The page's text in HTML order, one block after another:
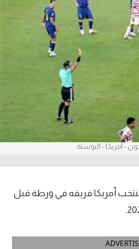
- أمريكا - البوسنة
أمريكا فريقه في ورطة قبل